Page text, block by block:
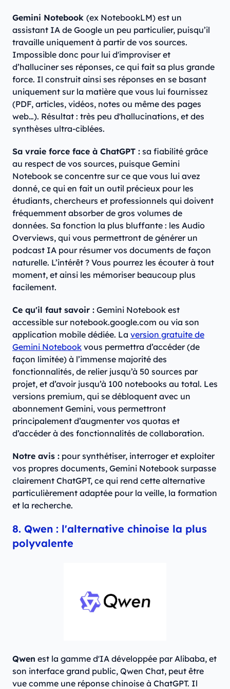
Gemini Notebook (ex NotebookLM) est un
assistant IA de Google un peu particulier, puisqu’il
travaille uniquement à partir de vos sources.
Impossible donc pour lui d'improviser et
d’halluciner ses réponses, ce qui fait sa plus grande
force. Il construit ainsi ses réponses en se basant
uniquement sur la matière que vous lui fournissez
(PDF, articles, vidéos, notes ou même des pages
web…). Résultat : très peu d'hallucinations, et des
synthèses ultra-ciblées.
Sa vraie force face à ChatGPT : sa fiabilité grâce
au respect de vos sources, puisque Gemini
Notebook se concentre sur ce que vous lui avez
donné, ce qui en fait un outil précieux pour les
étudiants, chercheurs et professionnels qui doivent
fréquemment absorber de gros volumes de
données. Sa fonction la plus bluffante : les Audio
Overviews, qui vous permettront de générer un
podcast IA pour résumer vos documents de façon
naturelle. L’intérêt ? Vous pourrez les écouter à tout
moment, et ainsi les mémoriser beaucoup plus
facilement.
Ce qu'il faut savoir : Gemini Notebook est
accessible sur notebook.google.com ou via son
application mobile dédiée. La version gratuite de
Gemini Notebook vous permettra d’accéder (de
façon limitée) à l’immense majorité des
fonctionnalités, de relier jusqu’à 50 sources par
projet, et d’avoir jusqu’à 100 notebooks au total. Les
versions premium, qui se débloquent avec un
abonnement Gemini, vous permettront
principalement d’augmenter vos quotas et
d’accéder à des fonctionnalités de collaboration.
Notre avis : pour synthétiser, interroger et exploiter
vos propres documents, Gemini Notebook surpasse
clairement ChatGPT, ce qui rend cette alternative
particulièrement adaptée pour la veille, la formation
et la recherche.
8. Qwen : l'alternative chinoise la plus
polyvalente
Qwen est la gamme d'IA développée par Alibaba, et
son interface grand public, Qwen Chat, peut être
vue comme une réponse chinoise à ChatGPT. Il